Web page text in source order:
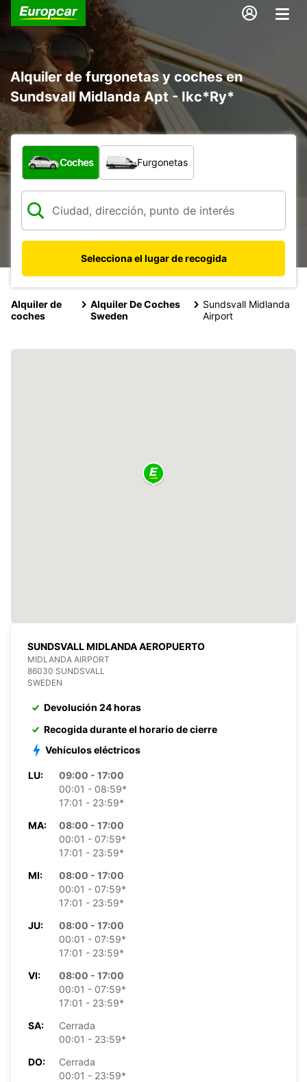
Alquiler de furgonetas y coches en
Sundsvall Midlanda Apt - Ikc*Ry*
¿Qué tipo de vehículo?
Coches Furgonetas
Selecciona el lugar de recogida
Alquiler de
coches
Alquiler De Coches
Sweden
Sundsvall Midlanda
Airport
SUNDSVALL MIDLANDA AEROPUERTO
MIDLANDA AIRPORT
86030 SUNDSVALL
SWEDEN
Devolución 24 horas
Recogida durante el horario de cierre
Vehículos eléctricos
LU:
09:00 - 17:00
00:01 - 08:59*
17:01 - 23:59*
MA:
08:00 - 17:00
00:01 - 07:59*
17:01 - 23:59*
MI:
08:00 - 17:00
00:01 - 07:59*
17:01 - 23:59*
JU:
08:00 - 17:00
00:01 - 07:59*
17:01 - 23:59*
VI:
08:00 - 17:00
00:01 - 07:59*
17:01 - 23:59*
SA:
Cerrada
00:01 - 23:59*
DO:
Cerrada
00:01 - 23:59*